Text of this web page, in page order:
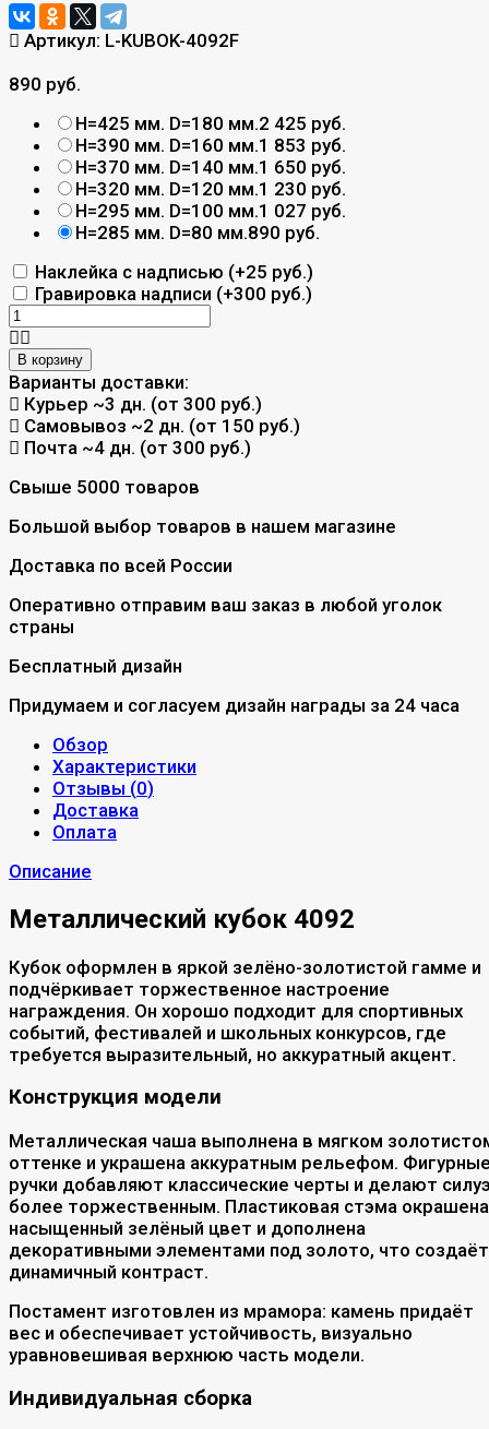
Артикул: L-KUBOK-4092F
890 руб.
H=425 мм. D=180 мм.2 425 руб.
H=390 мм. D=160 мм.1 853 руб.
H=370 мм. D=140 мм.1 650 руб.
H=320 мм. D=120 мм.1 230 руб.
H=295 мм. D=100 мм.1 027 руб.
H=285 мм. D=80 мм.890 руб.
Наклейка с надписью (+25 руб.)
Гравировка надписи (+300 руб.)
В корзину
Варианты доставки:
Курьер ~3 дн. (от 300 руб.)
Самовывоз ~2 дн. (от 150 руб.)
Почта ~4 дн. (от 300 руб.)
Свыше 5000 товаров
Большой выбор товаров в нашем магазине
Доставка по всей России
Оперативно отправим ваш заказ в любой уголок
страны
Бесплатный дизайн
Придумаем и согласуем дизайн награды за 24 часа
Обзор
Характеристики
Отзывы (0)
Доставка
Оплата
Описание
Металлический кубок 4092
Кубок оформлен в яркой зелёно-золотистой гамме и
подчёркивает торжественное настроение
награждения. Он хорошо подходит для спортивных
событий, фестивалей и школьных конкурсов, где
требуется выразительный, но аккуратный акцент.
Конструкция модели
Металлическая чаша выполнена в мягком
оттенке и украшена аккуратным рельефом.
ручки добавляют классические черты и делают
более торжественным. Пластиковая стэма
насыщенный зелёный цвет и дополнена
декоративными элементами под золото, что создаёт
динамичный контраст.
Постамент изготовлен из мрамора: камень придаёт
вес и обеспечивает устойчивость, визуально
уравновешивая верхнюю часть модели.
Индивидуальная сборка